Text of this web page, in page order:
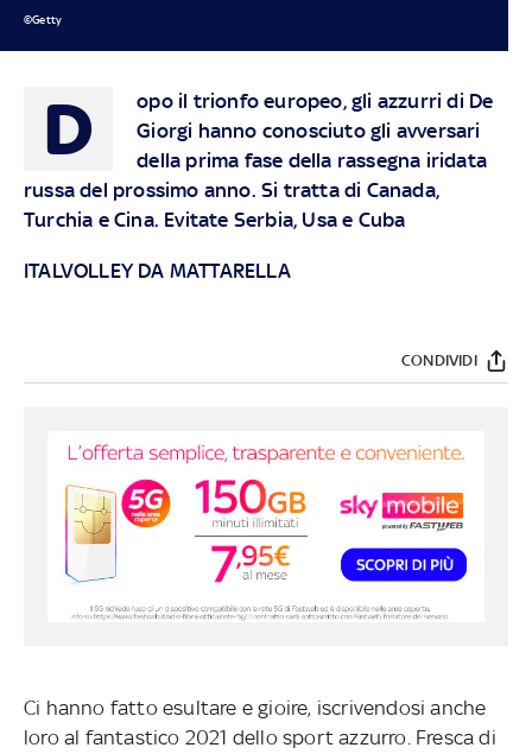
©Getty
D
opo il trionfo europeo, gli azzurri di De
Giorgi hanno conosciuto gli avversari
della prima fase della rassegna iridata
russa del prossimo anno. Si tratta di Canada,
Turchia e Cina. Evitate Serbia, Usa e Cuba
ITALVOLLEY DA MATTARELLA
CONDIVIDI
Ci hanno fatto esultare e gioire, iscrivendosi anche
loro al fantastico 2021 dello sport azzurro. Fresca di